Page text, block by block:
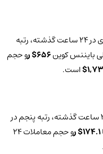
درصدی در 24 ساعت گذشته، رتبه
بایننس کوین656$ ر
و حجم
است.
در 24 ساعت گذشته، رتبه پنجم در
ر
و حجم معاملات 24